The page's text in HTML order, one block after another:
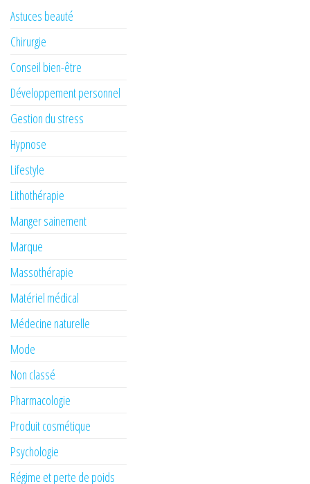
Astuces beauté
Chirurgie
Conseil bien-être
Développement personnel
Gestion du stress
Hypnose
Lifestyle
Lithothérapie
Manger sainement
Marque
Massothérapie
Matériel médical
Médecine naturelle
Mode
Non classé
Pharmacologie
Produit cosmétique
Psychologie
Régime et perte de poids